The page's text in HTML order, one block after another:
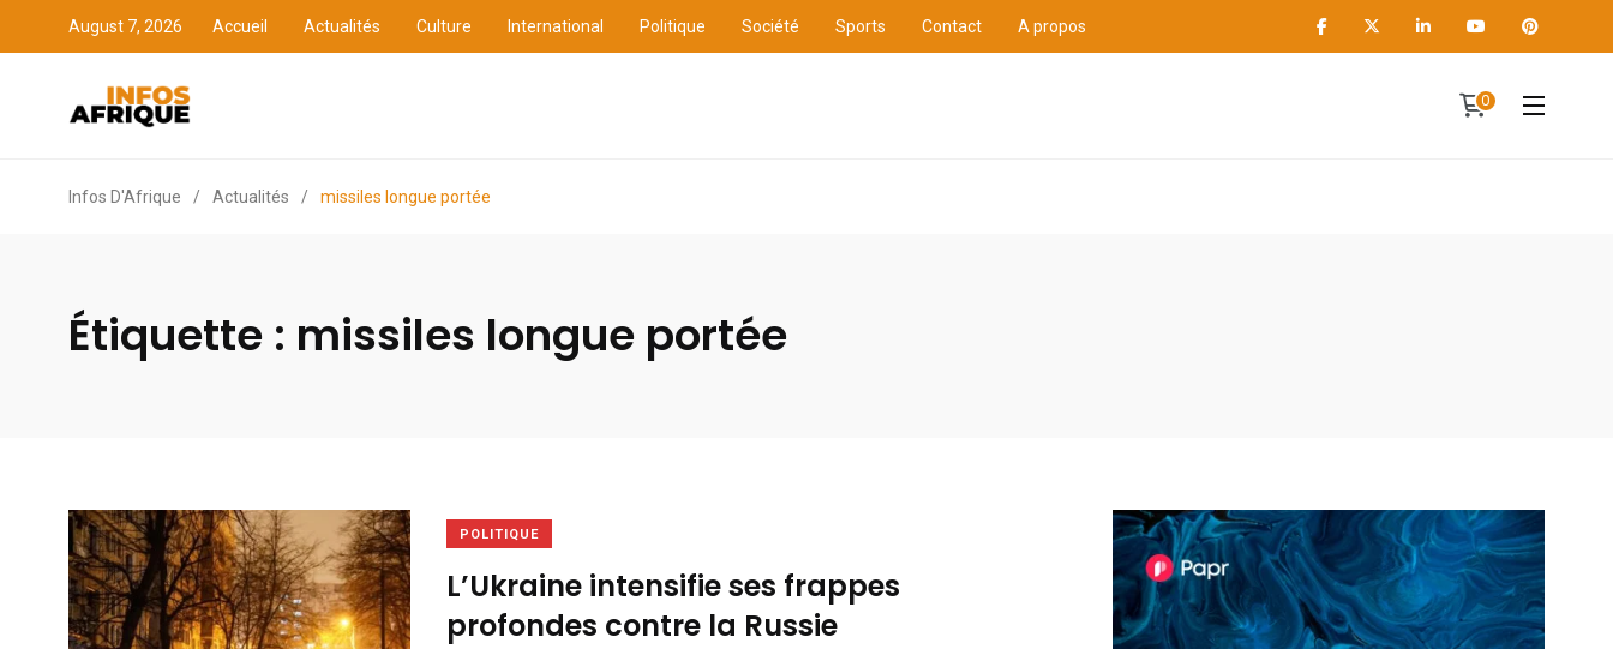
August 7, 2026 Accueil Actualités Culture International Politique Société Sports Contact A propos
0
Infos D'Afrique / Actualités / missiles longue portée
Étiquette : missiles longue portée
POLITIQUE
L’Ukraine intensifie ses frappes
profondes contre la Russie